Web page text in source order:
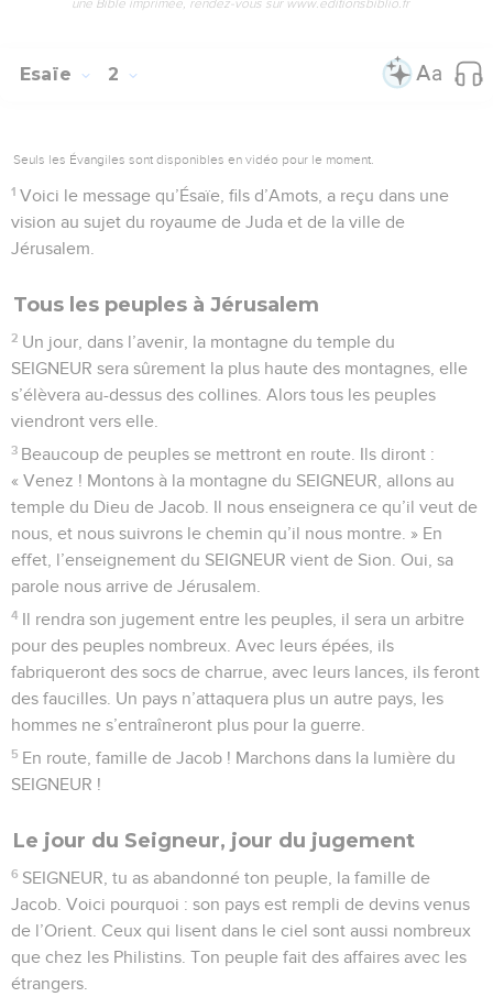
Esaïe 2
Seuls les Évangiles sont disponibles en vidéo pour le moment.
1 Voici le message qu’Ésaïe, fils d’Amots, a reçu dans une
vision au sujet du royaume de Juda et de la ville de
Jérusalem.
Tous les peuples à Jérusalem
2 Un jour, dans l’avenir, la montagne du temple du
SEIGNEUR sera sûrement la plus haute des montagnes, elle
s’élèvera au-dessus des collines. Alors tous les peuples
viendront vers elle.
3 Beaucoup de peuples se mettront en route. Ils diront :
« Venez ! Montons à la montagne du SEIGNEUR, allons au
temple du Dieu de Jacob. Il nous enseignera ce qu’il veut de
nous, et nous suivrons le chemin qu’il nous montre. » En
effet, l’enseignement du SEIGNEUR vient de Sion. Oui, sa
parole nous arrive de Jérusalem.
4 Il rendra son jugement entre les peuples, il sera un arbitre
pour des peuples nombreux. Avec leurs épées, ils
fabriqueront des socs de charrue, avec leurs lances, ils feront
des faucilles. Un pays n’attaquera plus un autre pays, les
hommes ne s’entraîneront plus pour la guerre.
5 En route, famille de Jacob ! Marchons dans la lumière du
SEIGNEUR !
Le jour du Seigneur, jour du jugement
6 SEIGNEUR, tu as abandonné ton peuple, la famille de
Jacob. Voici pourquoi : son pays est rempli de devins venus
de l’Orient. Ceux qui lisent dans le ciel sont aussi nombreux
que chez les Philistins. Ton peuple fait des affaires avec les
étrangers.